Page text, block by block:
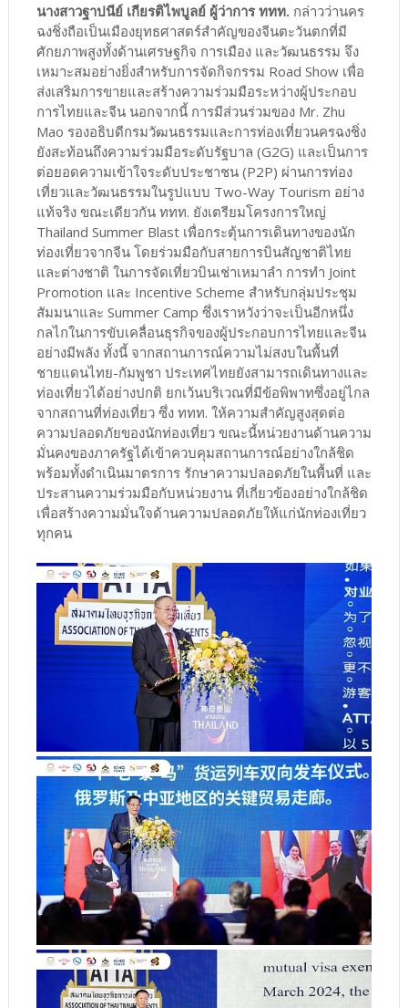
นางสาวฐาปนีย์ เกียรติไพบูลย์ ผู้ว่าการ ททท.กล่าวว่านคร
ฉงชิ่งถือเป็นเมืองยุทธศาสตร์สำคัญของจีนตะวันตกที่มี
ศักยภาพสูงทั้งด้านเศรษฐกิจ การเมือง และวัฒนธรรม จึง
เหมาะสมอย่างยิ่งสำหรับการจัดกิจกรรม Road Show เพื่อ
ส่งเสริมการขายและสร้างความร่วมมือระหว่างผู้ประกอบ
การไทยและจีน นอกจากนี้ การมีส่วนร่วมของ Mr. Zhu
Mao รองอธิบดีกรมวัฒนธรรมและการท่องเที่ยวนครฉงชิ่ง
ยังสะท้อนถึงความร่วมมือระดับรัฐบาล (G2G) และเป็นการ
ต่อยอดความเข้าใจระดับประชาชน (P2P) ผ่านการท่อง
เที่ยวและวัฒนธรรมในรูปแบบ Two-Way Tourism อย่าง
แท้จริง ขณะเดียวกัน ททท. ยังเตรียมโครงการใหญ่
Thailand Summer Blast เพื่อกระตุ้นการเดินทางของนัก
ท่องเที่ยวจากจีน โดยร่วมมือกับสายการบินสัญชาติไทย
และต่างชาติ ในการจัดเที่ยวบินเช่าเหมาลำ การทำ Joint
Promotion และ Incentive Scheme สำหรับกลุ่มประชุม
สัมมนาและ Summer Camp ซึ่งเราหวังว่าจะเป็นอีกหนึ่ง
กลไกในการขับเคลื่อนธุรกิจของผู้ประกอบการไทยและจีน
อย่างมีพลัง ทั้งนี้ จากสถานการณ์ความไม่สงบในพื้นที่
ชายแดนไทย-กัมพูชา ประเทศไทยยังสามารถเดินทางและ
ท่องเที่ยวได้อย่างปกติ ยกเว้นบริเวณที่มีข้อพิพาทซึ่งอยู่ไกล
จากสถานที่ท่องเที่ยว ซึ่ง ททท. ให้ความสำคัญสูงสุดต่อ
ความปลอดภัยของนักท่องเที่ยว ขณะนี้หน่วยงานด้านความ
มั่นคงของภาครัฐได้เข้าควบคุมสถานการณ์อย่างใกล้ชิด
พร้อมทั้งดำเนินมาตรการ รักษาความปลอดภัยในพื้นที่ และ
ประสานความร่วมมือกับหน่วยงาน ที่เกี่ยวข้องอย่างใกล้ชิด
เพื่อสร้างความมั่นใจด้านความปลอดภัยให้แก่นักท่องเที่ยว
ทุกคน